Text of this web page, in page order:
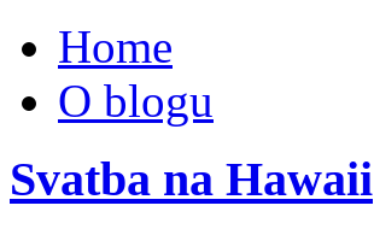
Home
O blogu
Svatba na Hawaii